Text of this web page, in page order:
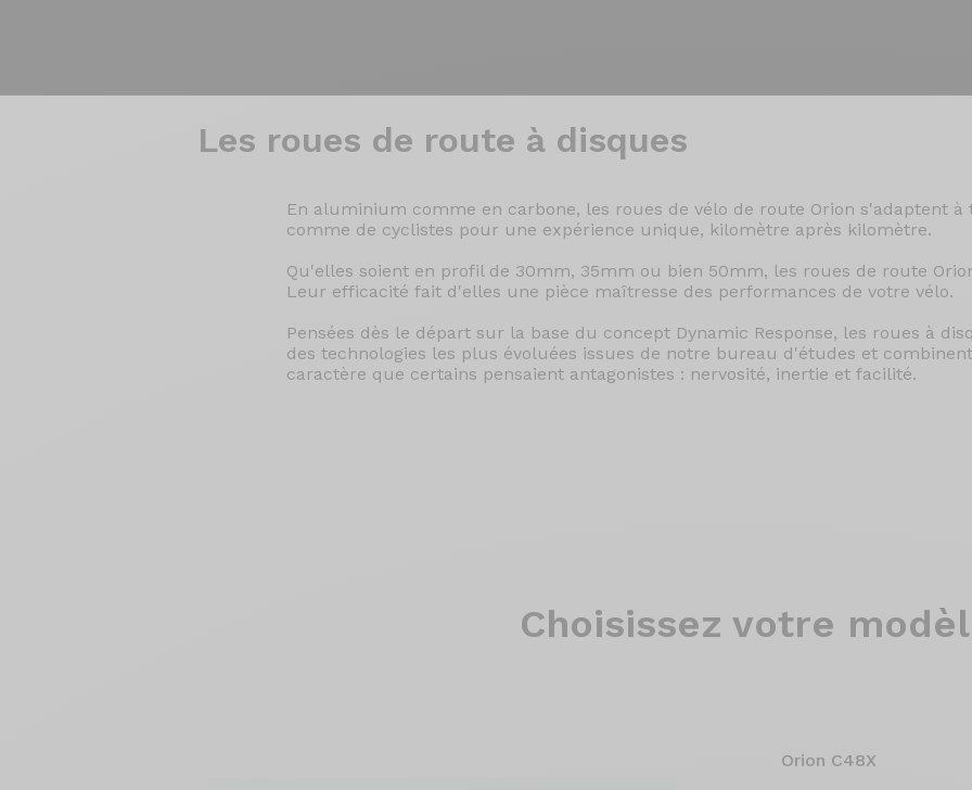
Les roues de route à disques
En aluminium comme en carbone, les roues de vélo de route Orion s'adaptent
comme de cyclistes pour une expérience unique, kilomètre après kilomètre.
Qu'elles soient en profil de 30mm, 35mm ou bien 50mm, les roues de route
Leur efficacité fait d'elles une pièce maîtresse des performances de votre vélo.
Pensées dès le départ sur la base du concept Dynamic Response, les roues à
des technologies les plus évoluées issues de notre bureau d'études et
caractère que certains pensaient antagonistes : nervosité, inertie et facilité.
Choisissez votre
Orion C48X